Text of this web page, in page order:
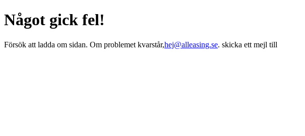
Något gick fel!
Försök att ladda om sidan. Om problemet kvarstår,hej@alleasing.se. skicka ett mejl till